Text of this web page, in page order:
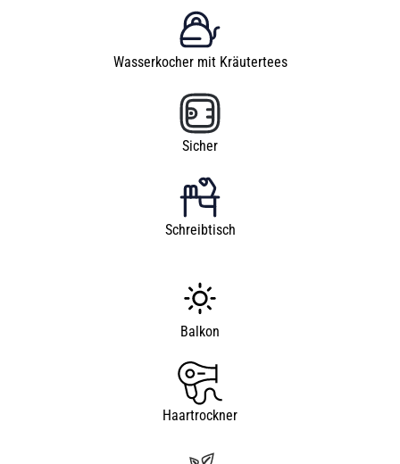
Wasserkocher mit Kräutertees
Sicher
Schreibtisch
Balkon
Haartrockner